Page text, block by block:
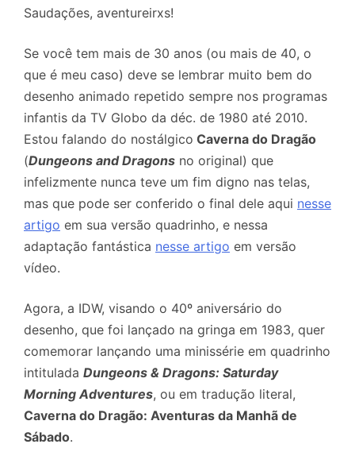
Saudações, aventureirxs!
Se você tem mais de 30 anos (ou mais de 40, o
que é meu caso) deve se lembrar muito bem do
desenho animado repetido sempre nos programas
infantis da TV Globo da déc. de 1980 até 2010.
Estou falando do nostálgico Caverna do Dragão
(Dungeons and Dragons no original) que
infelizmente nunca teve um fim digno nas telas,
mas que pode ser conferido o final dele aqui nesse
artigo em sua versão quadrinho, e nessa
adaptação fantástica nesse artigo em versão
vídeo.
Agora, a IDW, visando o 40º aniversário do
desenho, que foi lançado na gringa em 1983, quer
comemorar lançando uma minissérie em quadrinho
intitulada Dungeons & Dragons: Saturday
Morning Adventures, ou em tradução literal,
Caverna do Dragão: Aventuras da Manhã de
Sábado.